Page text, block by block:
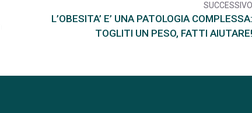
SUCCESSIVO
L’OBESITA’ E’ UNA PATOLOGIA COMPLESSA:
TOGLITI UN PESO, FATTI AIUTARE!